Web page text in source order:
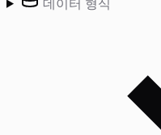
데이터 형식